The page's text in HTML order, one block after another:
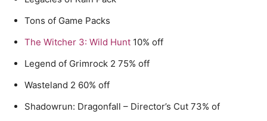
Tons of Game Packs
The Witcher 3: Wild Hunt 10% off
Legend of Grimrock 2 75% off
Wasteland 2 60% off
Shadowrun: Dragonfall – Director’s Cut 73% of